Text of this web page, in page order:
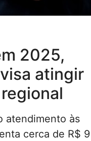
2025,
atingir
atendimento às
cerca de R$ 9